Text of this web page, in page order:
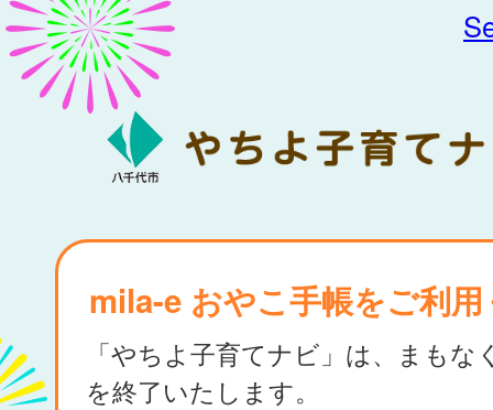
mila-e おやこ手帳をご利
「やちよ子育てナビ」は、まもな
を終了いたします。